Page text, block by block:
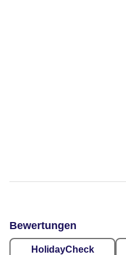
Bewertungen
HolidayCheck